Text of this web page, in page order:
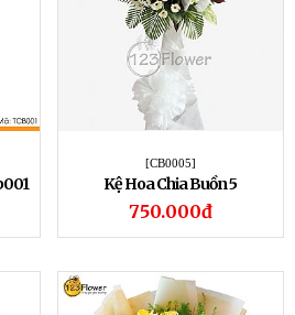
[CB0005]
Kệ Hoa Chia Buồn 5
750.000đ